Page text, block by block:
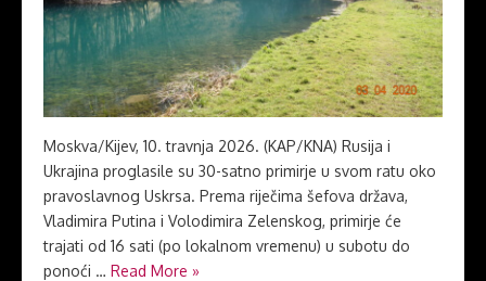
Moskva/Kijev, 10. travnja 2026. (KAP/KNA) Rusija i
Ukrajina proglasile su 30-satno primirje u svom ratu oko
pravoslavnog Uskrsa. Prema riječima šefova država,
Vladimira Putina i Volodimira Zelenskog, primirje će
trajati od 16 sati (po lokalnom vremenu) u subotu do
ponoći … Read More »